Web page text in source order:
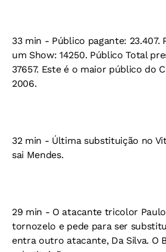
33 min - Público pagante: 23.407.
um Show: 14250. Público Total
37657. Este é o maior público do
2006.
32 min - Última substituição no
sai Mendes.
29 min - O atacante tricolor
tornozelo e pede para ser
entra outro atacante, Da Silva. O